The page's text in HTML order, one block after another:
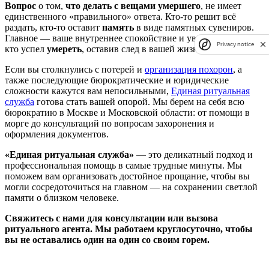
Вопрос о том, что делать с вещами умершего, не имеет
единственного «правильного» ответа. Кто-то решит всё
раздать, кто-то оставит память в виде памятных сувениров.
Главное — ваше внутреннее спокойствие и уважение к тому,
кто успел умереть, оставив след в вашей жизни.
Если вы столкнулись с потерей и организация похорон, а
также последующие бюрократические и юридические
сложности кажутся вам непосильными, Единая ритуальная
служба готова стать вашей опорой. Мы берем на себя всю
бюрократию в Москве и Московской области: от помощи в
морге до консультаций по вопросам захоронения и
оформления документов.
«Единая ритуальная служба» — это деликатный подход и
профессиональная помощь в самые трудные минуты. Мы
поможем вам организовать достойное прощание, чтобы вы
могли сосредоточиться на главном — на сохранении светлой
памяти о близком человеке.
Свяжитесь с нами для консультации или вызова
ритуального агента. Мы работаем круглосуточно, чтобы
вы не оставались один на один со своим горем.
Privacy notice